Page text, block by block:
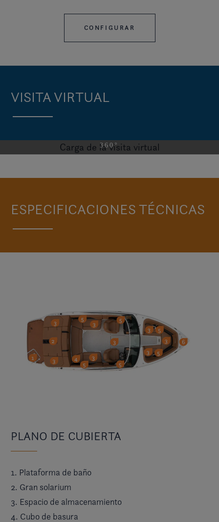
CONFIGURAR
VISITA VIRTUAL
Carga de la visita virtual
ESPECIFICACIONES TÉCNICAS
PLANO DE CUBIERTA
1. Plataforma de baño
2. Gran solarium
3. Espacio de almacenamiento
4. Cubo de basura